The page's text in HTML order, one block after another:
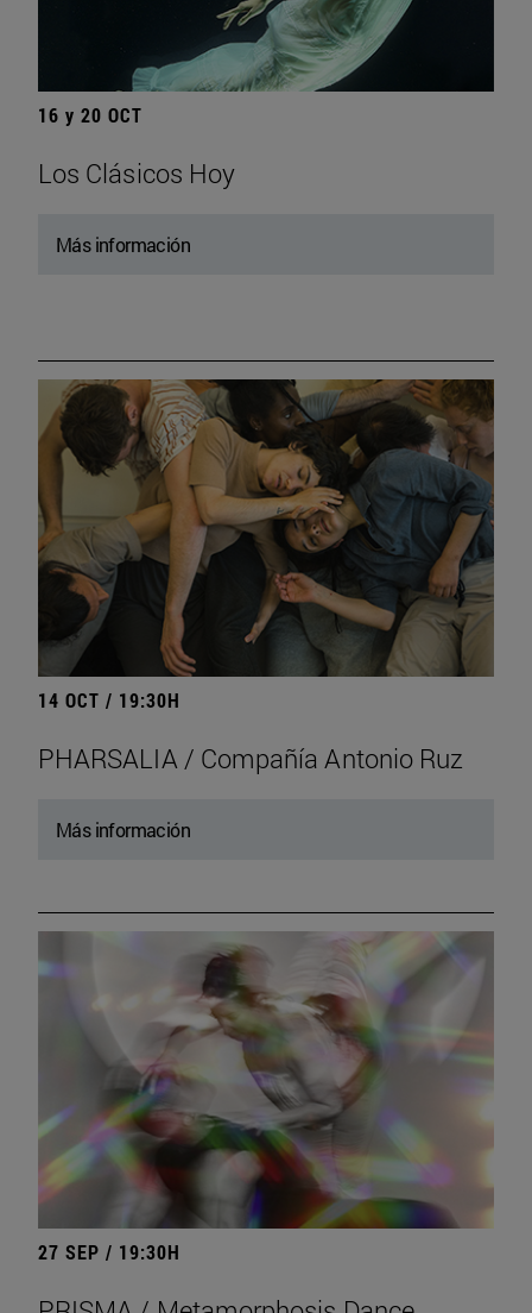
16 y 20 OCT
Los Clásicos Hoy
Más información
14 OCT / 19:30H
PHARSALIA / Compañía Antonio Ruz
Más información
27 SEP / 19:30H